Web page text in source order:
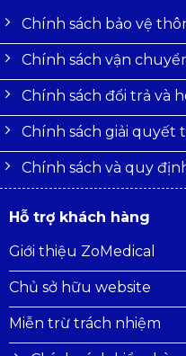
Chính sách bảo vệ
Chính sách vận
Chính sách đổi trả và
Chính sách giải quyết
Chính sách và quy
Hỗ trợ khách hàng
Giới thiệu ZoMedical
Chủ sở hữu website
Miễn trừ trách nhiệm